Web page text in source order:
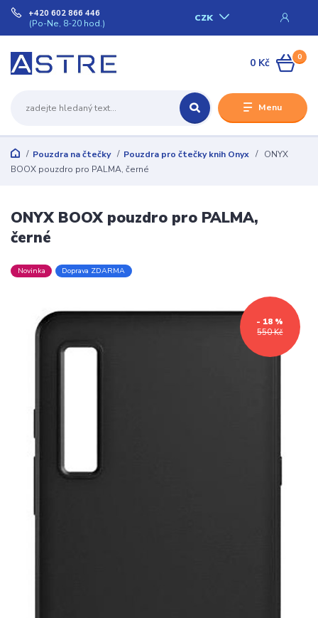
Menu
CZK
+420 602 866 446
(Po-Ne, 8-20 hod.)
0
0 Kč
Pouzdra na čtečky Pouzdra pro čtečky knih Onyx
ONYX
BOOX pouzdro pro PALMA, černé
ONYX BOOX pouzdro pro PALMA,
černé
Novinka Doprava ZDARMA
550 Kč
- 18 %